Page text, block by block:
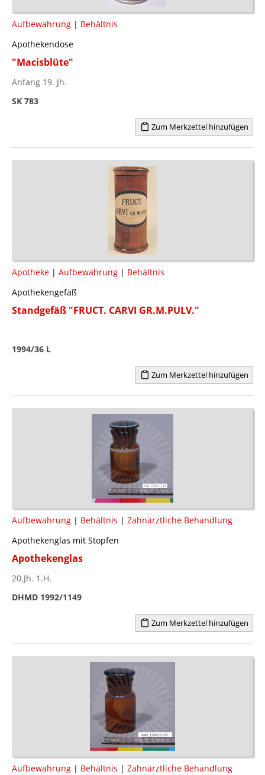
Aufbewahrung | Behältnis
Apothekendose
"Macisblüte"
Anfang 19. Jh.
SK 783
Zum Merkzettel hinzufügen
Apotheke | Aufbewahrung | Behältnis
Apothekengefäß
Standgefäß "FRUCT. CARVI GR.M.PULV."
1994/36 L
Zum Merkzettel hinzufügen
Aufbewahrung | Behältnis | Zahnärztliche Behandlung
Apothekenglas mit Stopfen
Apothekenglas
20.Jh. 1.H.
DHMD 1992/1149
Zum Merkzettel hinzufügen
Aufbewahrung | Behältnis | Zahnärztliche Behandlung